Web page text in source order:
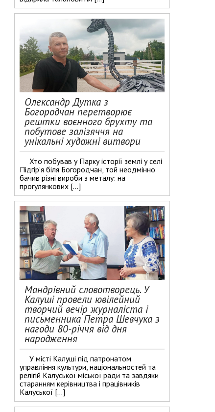
Олександр Дутка з
Богородчан перетворює
рештки воєнного брухту та
побутове залізяччя на
унікальні художні витвори
Хто побував у Парку історії землі у селі
Підгір’я біля Богородчан, той неодмінно
бачив різні вироби з металу: на
прогулянкових […]
Мандрівний словотворець. У
Калуші провели ювілейний
творчий вечір журналіста і
письменника Петра Шевчука з
нагоди 80-річчя від дня
народження
У місті Калуші під патронатом
управління культури, національностей та
релігій Калуської міської ради та завдяки
старанням керівництва і працівників
Калуської […]